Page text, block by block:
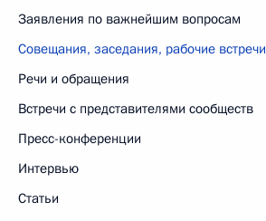
Заявления по важнейшим вопросам
Совещания, заседания, рабочие встречи
Речи и обращения
Встречи с представителями сообществ
Пресс-конференции
Интервью
Статьи